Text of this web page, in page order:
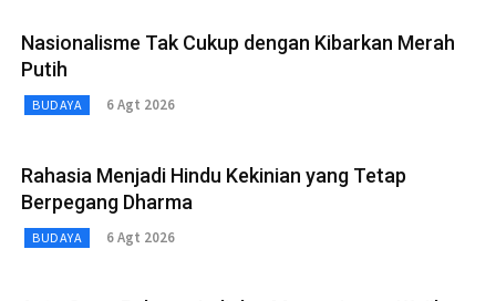
Nasionalisme Tak Cukup dengan Kibarkan Merah
Putih
BUDAYA 6 Agt 2026
Rahasia Menjadi Hindu Kekinian yang Tetap
Berpegang Dharma
BUDAYA 6 Agt 2026